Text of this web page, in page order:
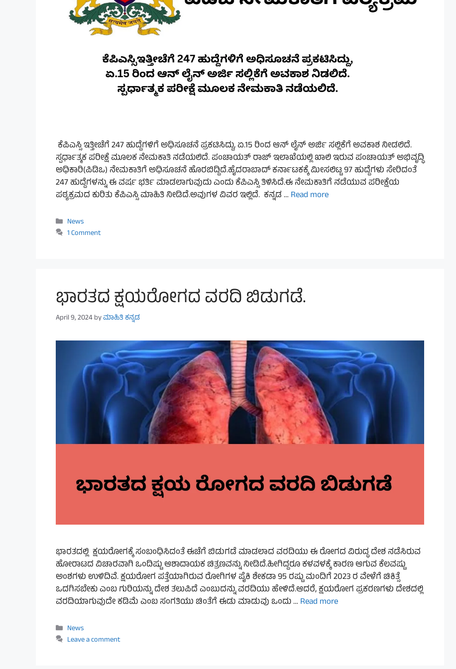
ಕೆಪಿಎಸ್ಸಿ ಇತ್ತೀಚೆಗೆ 247 ಹುದ್ದೆಗಳಿಗೆ ಅಧಿಸೂಚನೆ ಪ್ರಕಟಿಸಿದ್ದು, ಏ.15 ರಿಂದ ಆನ್ ಲೈನ್ ಅರ್ಜಿ ಸಲ್ಲಿಕೆಗೆ ಅವಕಾಶ ನೀಡಲಿದೆ.
ಸ್ಪರ್ಧಾತ್ಮಕ ಪರೀಕ್ಷೆ ಮೂಲಕ ನೇಮಕಾತಿ ನಡೆಯಲಿದೆ. ಪಂಚಾಯತ್ ರಾಜ್ ಇಲಾಖೆಯಲ್ಲಿ ಖಾಲಿ ಇರುವ ಪಂಚಾಯತ್ ಅಭಿವೃದ್ಧಿ
ಅಧಿಕಾರಿ(ಪಿಡಿಒ) ನೇಮಕಾತಿಗೆ ಅಧಿಸೂಚನೆ ಹೊರಬಿದ್ದಿದೆ.ಹೈದರಾಬಾದ್ ಕರ್ನಾಟಕಕ್ಕೆ ಮೀಸಲಿಟ್ಟ 97 ಹುದ್ದೆಗಳು ಸೇರಿದಂತೆ
247 ಹುದ್ದೆಗಳನ್ನು ಈ ವರ್ಷ ಭರ್ತಿ ಮಾಡಲಾಗುವುದು ಎಂದು ಕೆಪಿಎಸ್ಸಿ ತಿಳಿಸಿದೆ.ಈ ನೇಮಕಾತಿಗೆ ನಡೆಯುವ ಪರೀಕ್ಷೆಯ
ಪಠ್ಯಕ್ರಮದ ಕುರಿತು ಕೆಪಿಎಸ್ಸಿ ಮಾಹಿತಿ ನೀಡಿದೆ.ಅವುಗಳ ವಿವರ ಇಲ್ಲಿದೆ. ಕನ್ನಡ … Read more
Categories
News
1 Comment
ಭಾರತದ ಕ್ಷಯರೋಗದ ವರದಿ ಬಿಡುಗಡೆ.
April 9, 2024byಮಾಹಿತಿ ಕನ್ನಡ
ಭಾರತದಲ್ಲಿ ಕ್ಷಯರೋಗಕ್ಕೆ ಸಂಬಂಧಿಸಿದಂತೆ ಈಚೆಗೆ ಬಿಡುಗಡೆ ಮಾಡಲಾದ ವರದಿಯು ಈ ರೋಗದ ವಿರುದ್ಧ ದೇಶ ನಡೆಸಿರುವ
ಹೋರಾಟದ ವಿಚಾರವಾಗಿ ಒಂದಿಷ್ಟು ಆಶಾದಾಯಕ ಚಿತ್ರಣವನ್ನು ನೀಡಿದೆ.ಹೀಗಿದ್ದರೂ ಕಳವಳಕ್ಕೆ ಕಾರಣ ಆಗುವ ಕೆಲವಷ್ಟು
ಅಂಶಗಳು ಉಳಿದಿವೆ. ಕ್ಷಯರೋಗ ಪತ್ತೆಯಾಗಿರುವ ರೋಗಿಗಳ ಪೈಕಿ ಶೇಕಡಾ 95 ರಷ್ಟು ಮಂದಿಗೆ 2023 ರ ವೇಳೆಗೆ ಚಿಕಿತ್ಸೆ
ಒದಗಿಸಬೇಕು ಎಂಬ ಗುರಿಯನ್ನು ದೇಶ ತಲುಪಿದೆ ಎಂಬುದನ್ನು ವರದಿಯು ಹೇಳಿದೆ.ಆದರೆ, ಕ್ಷಯರೋಗ ಪ್ರಕರಣಗಳು ದೇಶದಲ್ಲಿ
ವರದಿಯಾಗುವುದೇ ಕಡಿಮೆ ಎಂಬ ಸಂಗತಿಯು ಚಿಂತೆಗೆ ಈಡು ಮಾಡುವು ಒಂದು … Read more
Categories
News
Leave a comment